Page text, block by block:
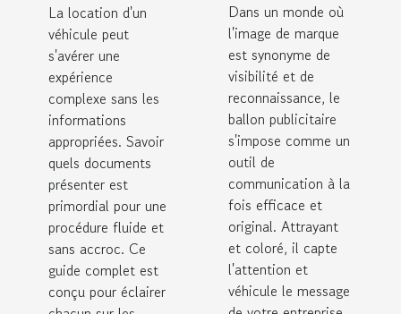
véhicule :
un guide
complet
La location d'un
véhicule peut
s'avérer une
expérience
complexe sans les
informations
appropriées. Savoir
quels documents
présenter est
primordial pour une
procédure fluide et
sans accroc. Ce
guide complet est
conçu pour éclairer
pour votre
entreprise
Dans un monde où
l'image de marque
est synonyme de
visibilité et de
reconnaissance, le
ballon publicitaire
s'impose comme un
outil de
communication à la
fois efficace et
original. Attrayant
et coloré, il capte
l'attention et
véhicule le message